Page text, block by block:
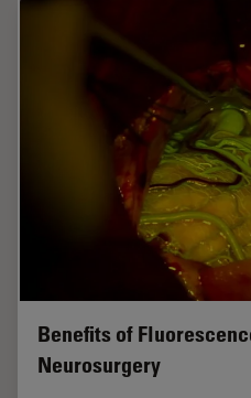
Benefits of
Neurosurgery